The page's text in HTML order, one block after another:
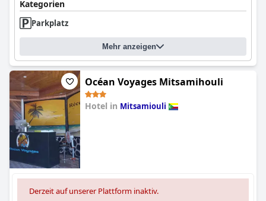
Kategorien
Parkplatz
Mehr anzeigen
Océan Voyages Mitsamihouli
Hotel in Mitsamiouli
Derzeit auf unserer Plattform inaktiv.